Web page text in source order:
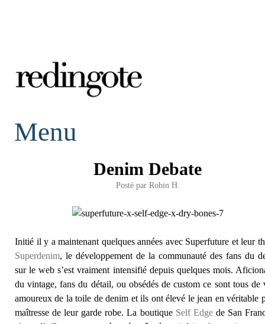
redingote.
Menu
Denim Debate
Posté par Robin H.
Initié il y a maintenant quelques années avec Superfuture et leur
Superdenim, le développement de la communauté des fans du
sur le web s’est vraiment intensifié depuis quelques mois.
du vintage, fans du détail, ou obsédés de custom ce sont tous de
amoureux de la toile de denim et ils ont élevé le jean en véritable
maîtresse de leur garde robe. La boutique Self Edge de San